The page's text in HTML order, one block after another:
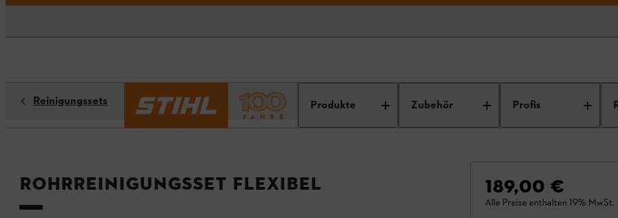
Produkte Zubehör Profis
Reinigungssets
Rohrreinigungsset flexibel 189,00 €
Alle Preise enthalten 19% MwSt.